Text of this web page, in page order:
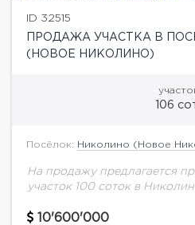
ID 32515
ПРОДАЖА УЧАСТКА В
(НОВОЕ НИКОЛИНО)
106
Посёлок: Николино (Новое
На продажу предлагается
участок 100 соток в
10'600'000